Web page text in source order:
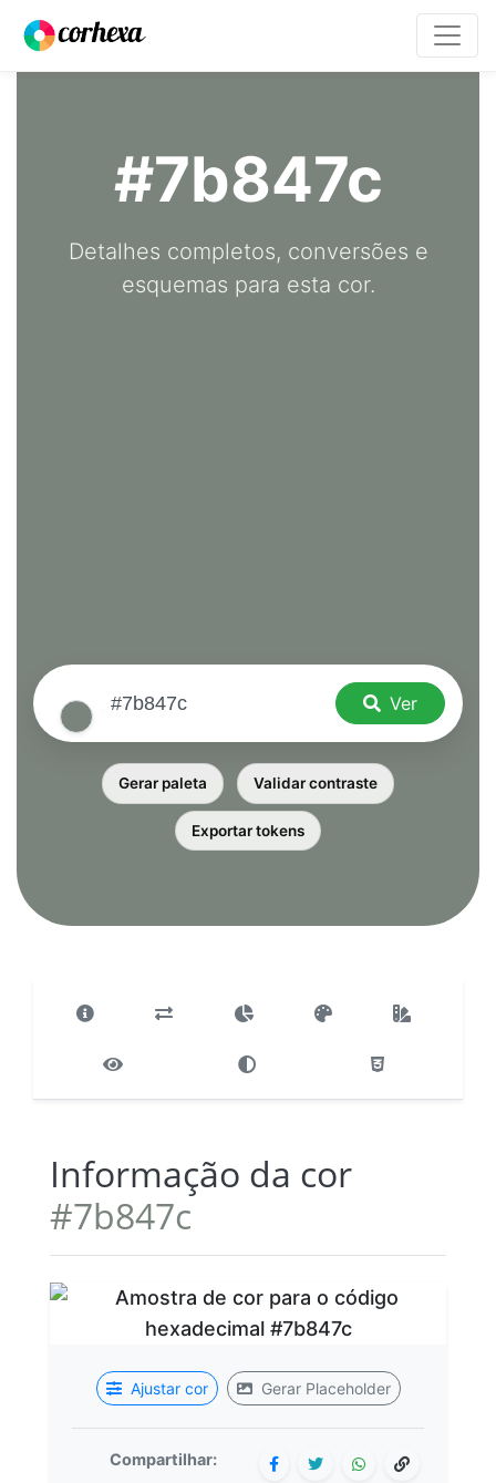
#7b847c
Detalhes completos, conversões e
esquemas para esta cor.
Ver
Gerar paleta Validar contraste
Exportar tokens
Informação da cor
#7b847c
Ajustar cor Gerar Placeholder
Compartilhar: